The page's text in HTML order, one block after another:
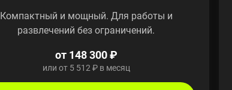
Компактный и мощный. Для работы и
развлечений без ограничений.
от 148 300 ₽
или от 5 512 ₽ в месяц